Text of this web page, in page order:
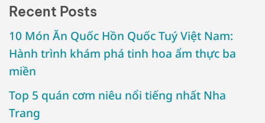
Recent Posts
10 Món Ăn Quốc Hồn Quốc Tuý Việt Nam:
Hành trình khám phá tinh hoa ẩm thực ba
miền
Top 5 quán cơm niêu nổi tiếng nhất Nha
Trang